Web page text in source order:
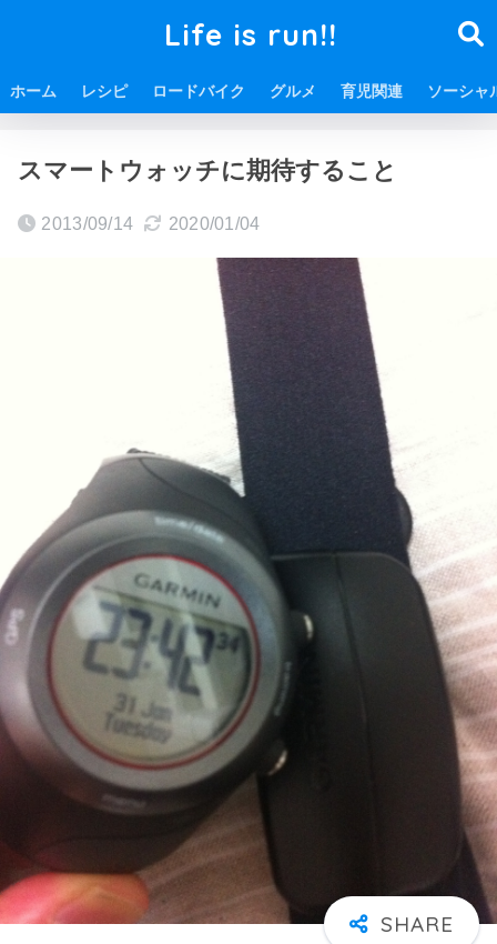
Life is run!!
ホーム レシピ ロードバイク グルメ 育児関連 ソーシャ
ホーム ITに関する情報 ガジェット
スマートウォッチに期待すること
2013/09/14 2020/01/04